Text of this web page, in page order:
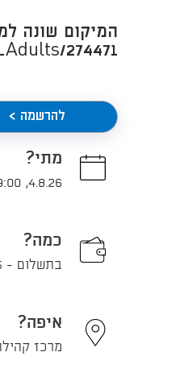
המיקום שונה
274471
להרשמה >
מתי?
4.8.26
,
כמה?
בתשלום - 35 ש"ח
איפה?
מרכז קהילתי